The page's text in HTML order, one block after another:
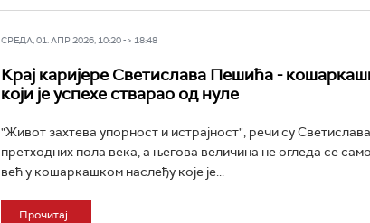
СРЕДА, 01. АПР 2026, 10:20 -> 18:48
Крај каријере Светислава Пешића -
који је успехе стварао од нуле
"Живот захтева упорност и истрајност", речи су
претходних пола века, а његова величина не огледа се
већ у кошаркашком наслеђу које је...
Прочитај